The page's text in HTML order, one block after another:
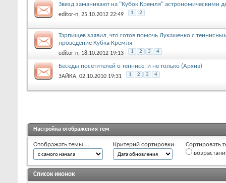
Звезд заманивают на "Кубок Кремля" астрономическими
editor-n, 25.10.2012 22:49 1 2
Тарпищев заявил, что готов помочь Лукашенко с
проведение Кубка Кремля
editor-n, 18.10.2012 19:13 1 2 3 4
Беседы посетителей о теннисе, и не только (Архив)
ЗАЙКА, 02.10.2010 19:31 1 2 3 4
Настройка отображения тем
Отображать темы ... Критерий сортировки:
Сортировать
Список иконок